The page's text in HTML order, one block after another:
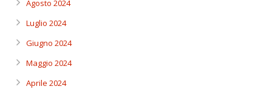
Agosto 2024
Luglio 2024
Giugno 2024
Maggio 2024
Aprile 2024